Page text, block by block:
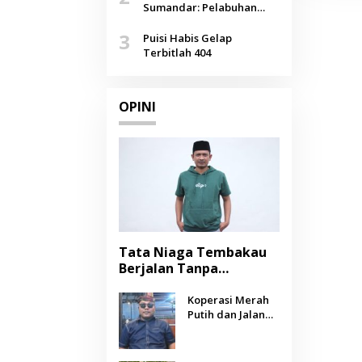
Agustus
Sumandar: Pelabuhan
Selendang Benang Merah
Lombang
3
Puisi Habis Gelap
Terbitlah 404
OPINI
Tata Niaga Tembakau
Berjalan Tanpa
Negara Berpihak
kepada Petani?
Koperasi Merah
Putih dan Jalan